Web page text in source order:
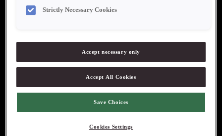
följt företaget sedan starten 1990 och som alltid uppskattas av
532 37 Skara
Marknad-, Försäljningskontor
Strictly Necessary Cookies
Accept necessary only
Accept All Cookies
Save Choices
Cookies Settings